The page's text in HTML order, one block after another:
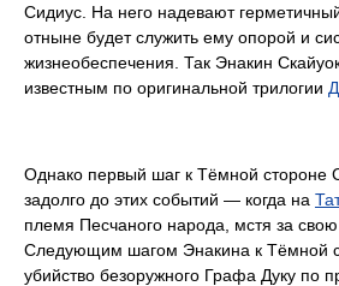
Сидиус. На него надевают
отныне будет служить ему опорой и
жизнеобеспечения. Так Энакин
известным по оригинальной трилогии
Однако первый шаг к Тёмной стороне
задолго до этих событий — когда на
племя Песчаного народа, мстя за
Следующим шагом Энакина к Тёмной
убийство безоружного Графа Дуку по